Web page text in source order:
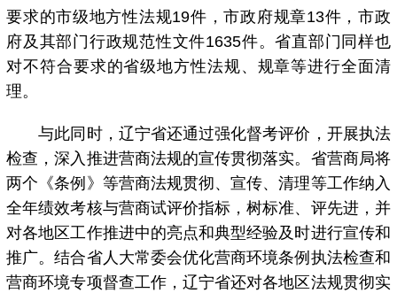
要求的市级地方性法规19件，市政府规章13件，市政
府及其部门行政规范性文件1635件。省直部门同样也
对不符合要求的省级地方性法规、规章等进行全面清
理。
与此同时，辽宁省还通过强化督考评价，开展执法
检查，深入推进营商法规的宣传贯彻落实。省营商局将
两个《条例》等营商法规贯彻、宣传、清理等工作纳入
全年绩效考核与营商试评价指标，树标准、评先进，并
对各地区工作推进中的亮点和典型经验及时进行宣传和
推广。结合省人大常委会优化营商环境条例执法检查和
营商环境专项督查工作，辽宁省还对各地区法规贯彻实